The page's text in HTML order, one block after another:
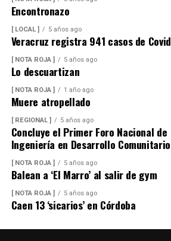
Encontronazo
[ LOCAL ] 5 años ago
Veracruz registra 941 casos de Covid
[ NOTA ROJA ] 5 años ago
Lo descuartizan
[ NOTA ROJA ] 1 año ago
Muere atropellado
[ REGIONAL ] 5 años ago
Concluye el Primer Foro Nacional de
Ingeniería en Desarrollo Comunitario
[ NOTA ROJA ] 5 años ago
Balean a ‘El Marro’ al salir de gym
[ NOTA ROJA ] 5 años ago
Caen 13 ‘sicarios’ en Córdoba